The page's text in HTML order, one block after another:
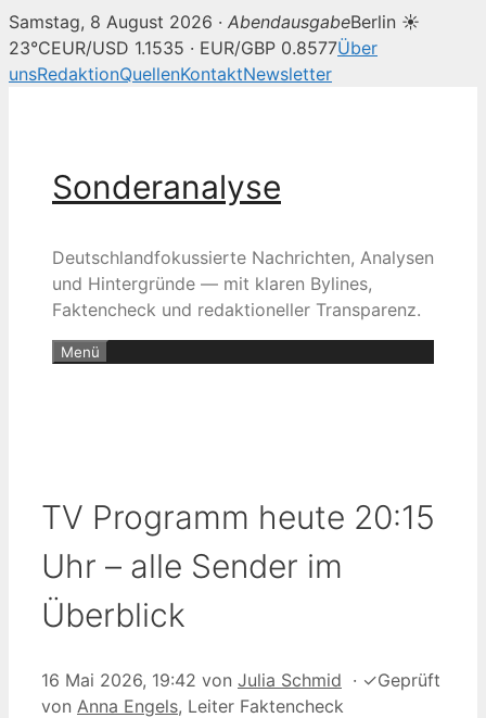
Samstag, 8 August 2026 · AbendausgabeBerlin ☀
23°CEUR/USD 1.1535 · EUR/GBP 0.8577Über
unsRedaktionQuellenKontaktNewsletter
Sonderanalyse
Deutschlandfokussierte Nachrichten, Analysen
und Hintergründe — mit klaren Bylines,
Faktencheck und redaktioneller Transparenz.
Menü
TV Programm heute 20:15
Uhr – alle Sender im
Überblick
16 Mai 2026, 19:42 von Julia Schmid · ✓Geprüft
von Anna Engels, Leiter Faktencheck